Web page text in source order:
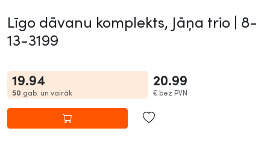
Līgo dāvanu komplekts, Jāņa trio | 8-
13-3199
19.94
50 gab. un vairāk
20.99
€ bez PVN